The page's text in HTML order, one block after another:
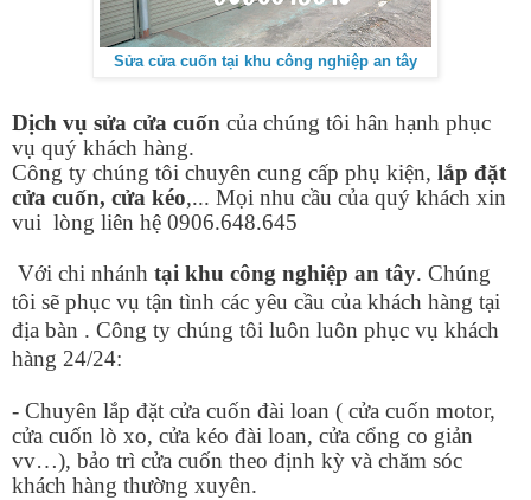
Sửa cửa cuốn tại khu công nghiệp an tây
Dịch vụ sửa cửa cuốn của chúng tôi hân hạnh phục
vụ quý khách hàng.
Công ty chúng tôi chuyên cung cấp phụ kiện, lắp đặt
cửa cuốn, cửa kéo,... Mọi nhu cầu của quý khách xin
vui lòng liên hệ 0906.648.645
Với chi nhánh tại khu công nghiệp an tây. Chúng
tôi sẽ phục vụ tận tình các yêu cầu của khách hàng tại
địa bàn . Công ty chúng tôi luôn luôn phục vụ khách
hàng 24/24:
- Chuyên lắp đặt cửa cuốn đài loan ( cửa cuốn motor,
cửa cuốn lò xo, cửa kéo đài loan, cửa cổng co giản
vv…), bảo trì cửa cuốn theo định kỳ và chăm sóc
khách hàng thường xuyên.